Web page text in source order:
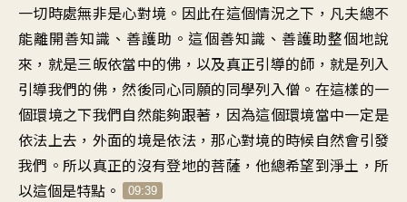
一切時處無非是心對境。因此在這個情況之下，凡夫總不
能離開善知識、善護助。這個善知識、善護助整個地說
來，就是三皈依當中的佛，以及真正引導的師，就是列入
引導我們的佛，然後同心同願的同學列入僧。在這樣的一
個環境之下我們自然能夠跟著，因為這個環境當中一定是
依法上去，外面的境是依法，那心對境的時候自然會引發
我們。所以真正的沒有登地的菩薩，他總希望到淨土，所
以這個是特點。
09:39